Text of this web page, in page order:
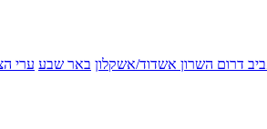
דרום השרון אשדוד/אשקלון באר שבע ערי